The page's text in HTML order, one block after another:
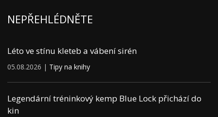
NEPŘEHLÉDNĚTE
Léto ve stínu kleteb a vábení sirén
05.08.2026 | Tipy na knihy
Legendární tréninkový kemp Blue Lock přichází do
kin